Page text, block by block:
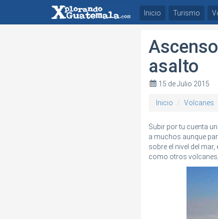
asalto
15 de Julio 2015
Inicio Volcanes
Subir por tu cuenta
a muchos aunque
sobre el nivel del
como otros
Inicio Turismo